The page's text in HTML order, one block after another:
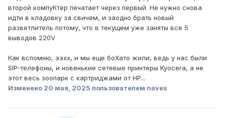
второй компуКтер печатает через первый. Не нужно снова
идти в кладовку за свичем, и заодно брать новый
разветлитель потому, что в текущем уже заняты все 5
выводов 220V
Как вспомню, ээхх, и мы еще боХато жили, ведь у нас были
SIP-телефоны, и новенькие сетевые принтеры Kyocera, а не
этот весь зоопарк с картриджами от HP...
Изменено 20 мая, 2025 пользователем naves